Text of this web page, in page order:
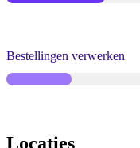
Bestellingen verwerken
Locaties